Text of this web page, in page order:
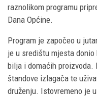
raznolikom programu
Dana Općine.
Program je započeo u
je u središtu mjesta donio
bilja i domaćih
štandove izlagača te
druženju. Istovremeno je